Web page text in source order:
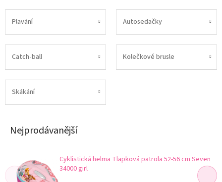
Plavání Autosedačky
Catch-ball Kolečkové brusle
Skákání
Nejprodávanější
Cyklistická helma Tlapková patrola 52-56 cm Seven
34000 girl